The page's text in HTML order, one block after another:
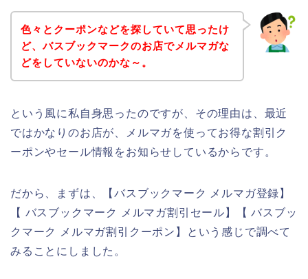
色々とクーポンなどを探していて思ったけ
ど、バスブックマークのお店でメルマガな
どをしていないのかな～。
という風に私自身思ったのですが、その理由は、最近
ではかなりのお店が、メルマガを使ってお得な割引ク
ーポンやセール情報をお知らせしているからです。
だから、まずは、【バスブックマーク メルマガ登録】
【 バスブックマーク メルマガ割引セール】【 バスブッ
クマーク メルマガ割引クーポン】という感じで調べて
みることにしました。